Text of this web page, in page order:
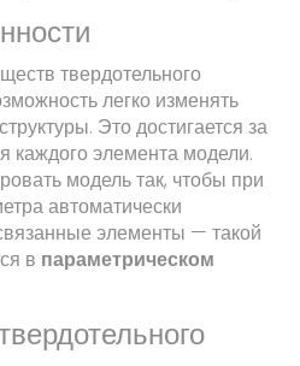
твердотельного
легко изменять
Это достигается за
каждого элемента модели.
модель так, чтобы при
автоматически
элементы — такой
в параметрическом